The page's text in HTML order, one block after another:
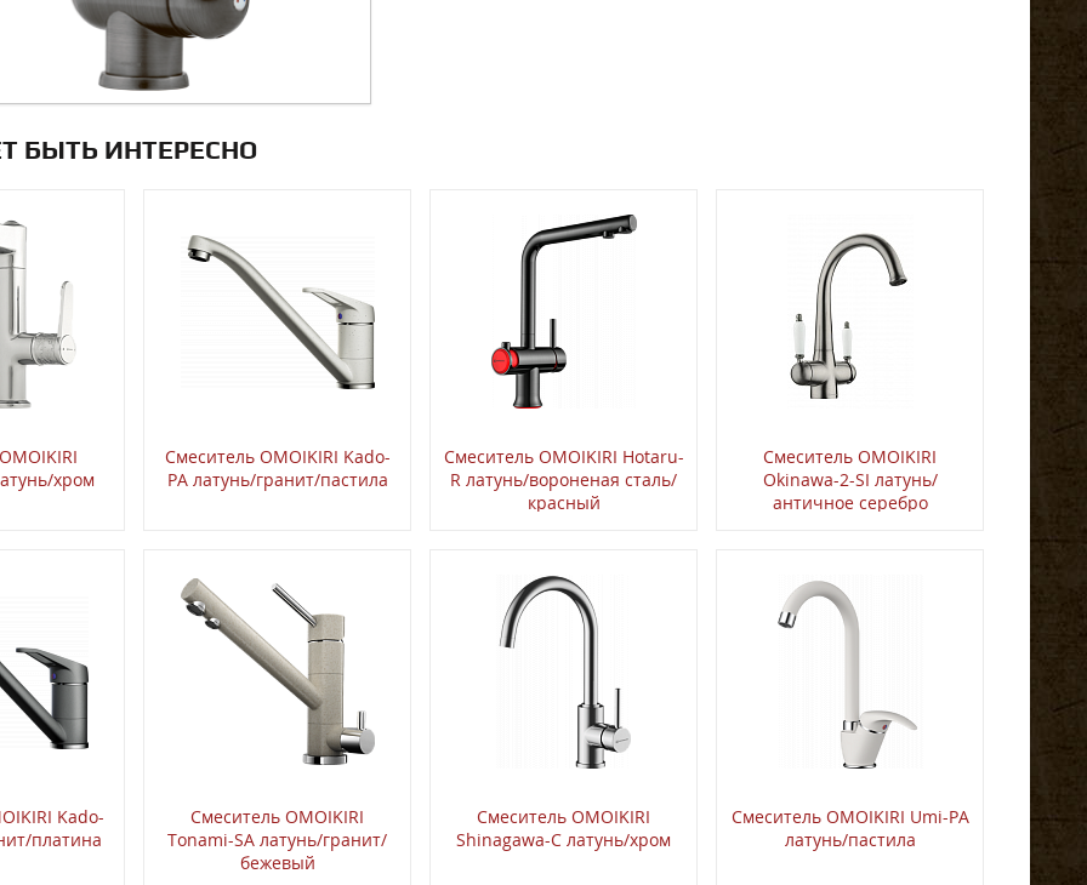
БЫТЬ ИНТЕРЕСНО
хром
Смеситель OMOIKIRI Kado-
PA латунь/гранит/пастила
Смеситель OMOIKIRI Hotaru-
R латунь/вороненая сталь/
красный
Смеситель OMOIKIRI
Okinawa-2-SI латунь/
античное серебро
Kado-
платина
Смеситель OMOIKIRI
Tonami-SA латунь/гранит/
бежевый
Смеситель OMOIKIRI
Shinagawa-C латунь/хром
Смеситель OMOIKIRI Umi-PA
латунь/пастила